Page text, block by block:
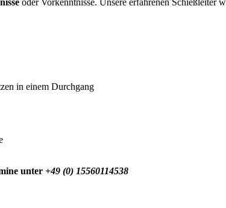
in einem Durchgang
unter +49 (0) 15560114538